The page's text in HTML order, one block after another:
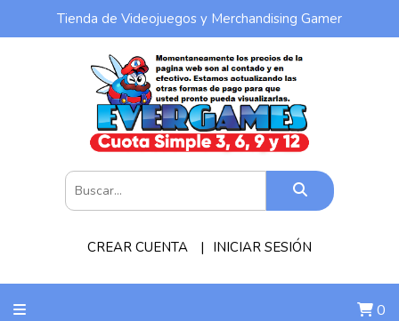
Tienda de Videojuegos y Merchandising Gamer
CREAR CUENTA INICIAR SESIÓN
0